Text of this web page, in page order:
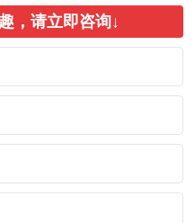
，请立即咨询↓